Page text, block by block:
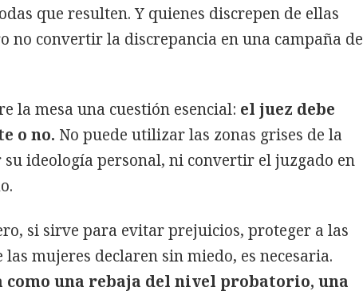
que resulten. Y quienes discrepen de ellas
no convertir la discrepancia en una campaña de
la mesa una cuestión esencial: el juez debe
o no. No puede utilizar las zonas grises de la
ideología personal, ni convertir el juzgado en
si sirve para evitar prejuicios, proteger a las
mujeres declaren sin miedo, es necesaria.
como una rebaja del nivel probatorio, una